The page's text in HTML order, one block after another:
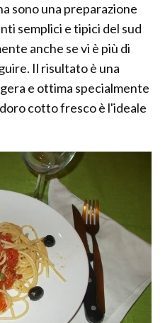
sono una preparazione
semplici e tipici del sud
anche se vi è più di
Il risultato è una
e ottima specialmente
cotto fresco è l'ideale